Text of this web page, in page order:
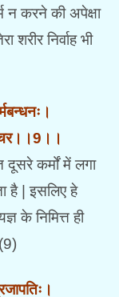
न करने की अपेक्षा
निर्वाह भी
दूसरे कर्मों में लगा
है | इसलिए हे
के निमित्त ही